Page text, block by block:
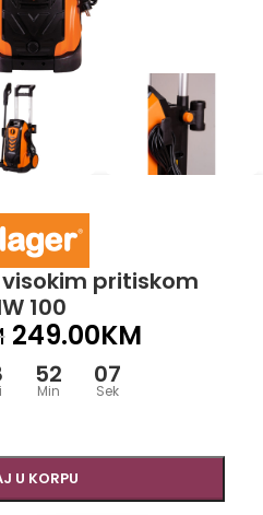
pritiskom
100
249.00KM
52
Min
07
Sek
U KORPU